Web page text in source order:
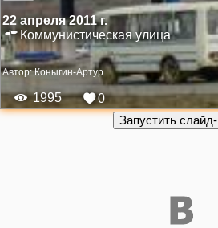
22 апреля 2011 г.
Коммунистическая улица
Автор:Коныгин-Артур
1995 0